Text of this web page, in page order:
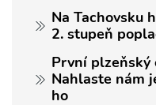
Na Tachovsku
2. stupeň
První plzeňský
Nahlaste nám
ho